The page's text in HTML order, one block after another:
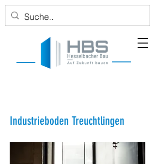
Industrieboden Treuchtlingen